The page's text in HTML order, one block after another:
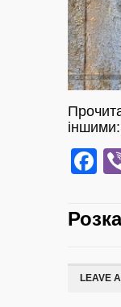
іншими:
LEAVE